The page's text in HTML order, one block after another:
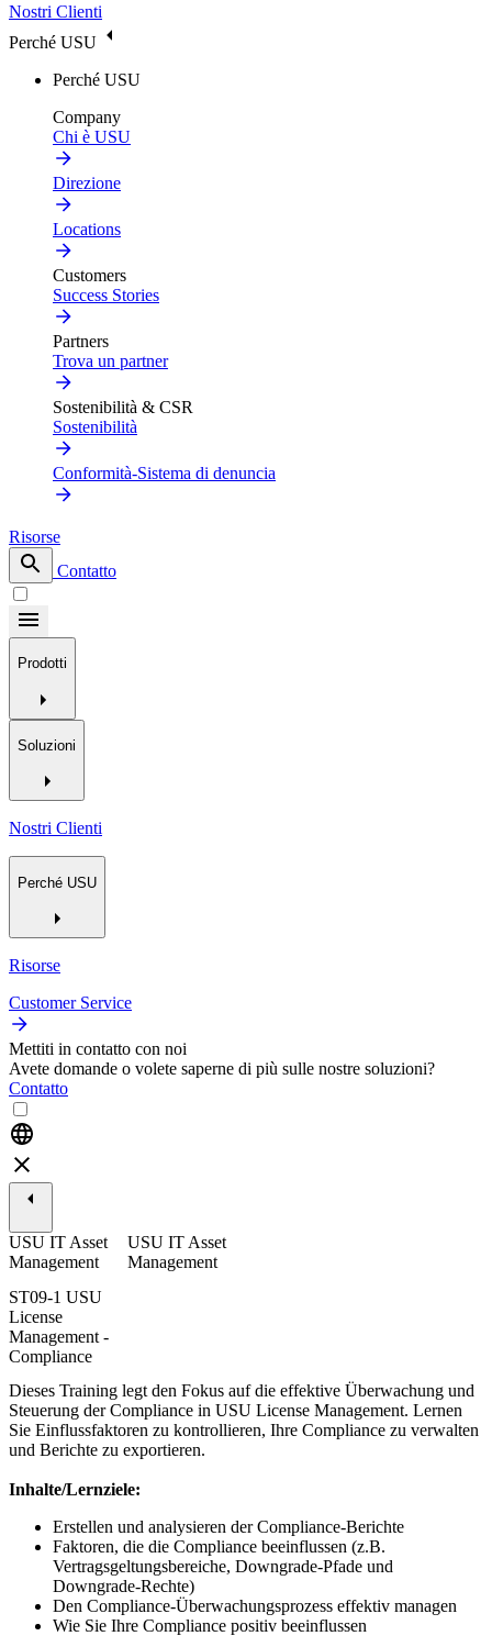
Nostri Clienti
Perché USU
Perché USU
Company
Chi è USU
Direzione
Locations
Customers
Success Stories
Partners
Trova un partner
Sostenibilità & CSR
Sostenibilità
Conformità-Sistema di denuncia
Risorse
Contatto
Prodotti
Soluzioni
Nostri Clienti
Perché USU
Risorse
Customer Service
Mettiti in contatto con noi
Avete domande o volete saperne di più sulle nostre soluzioni?
Contatto
USU IT Asset
Management
ST09-1 USU
License
Management -
Compliance
USU IT Asset
Management
Dieses Training legt den Fokus auf die effektive Überwachung und
Steuerung der Compliance in USU License Management. Lernen
Sie Einflussfaktoren zu kontrollieren, Ihre Compliance zu verwalten
und Berichte zu exportieren.
Inhalte/Lernziele:
Erstellen und analysieren der Compliance-Berichte
Faktoren, die die Compliance beeinflussen (z.B.
Vertragsgeltungsbereiche, Downgrade-Pfade und
Downgrade-Rechte)
Den Compliance-Überwachungsprozess effektiv managen
Wie Sie Ihre Compliance positiv beeinflussen